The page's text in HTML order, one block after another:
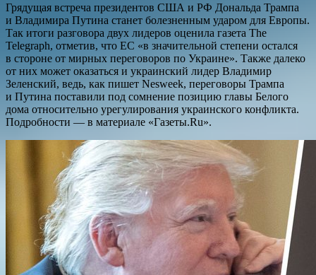
Грядущая встреча президентов США и РФ Дональда Трампа
и Владимира Путина станет болезненным ударом для Европы.
Так итоги разговора двух лидеров оценила газета The
Telegraph, отметив, что ЕС «в значительной степени остался
в стороне от мирных переговоров по Украине». Также далеко
от них может оказаться и украинский лидер Владимир
Зеленский, ведь, как пишет Nesweek, переговоры Трампа
и Путина поставили под сомнение позицию главы Белого
дома относительно урегулирования украинского конфликта.
Подробности — в материале «Газеты.Ru».